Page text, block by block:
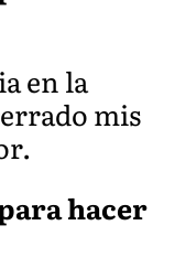
en la
mis
hacer